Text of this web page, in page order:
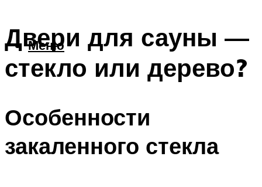
Меню
Двери для сауны —
стекло или дерево?
Особенности
закаленного стекла